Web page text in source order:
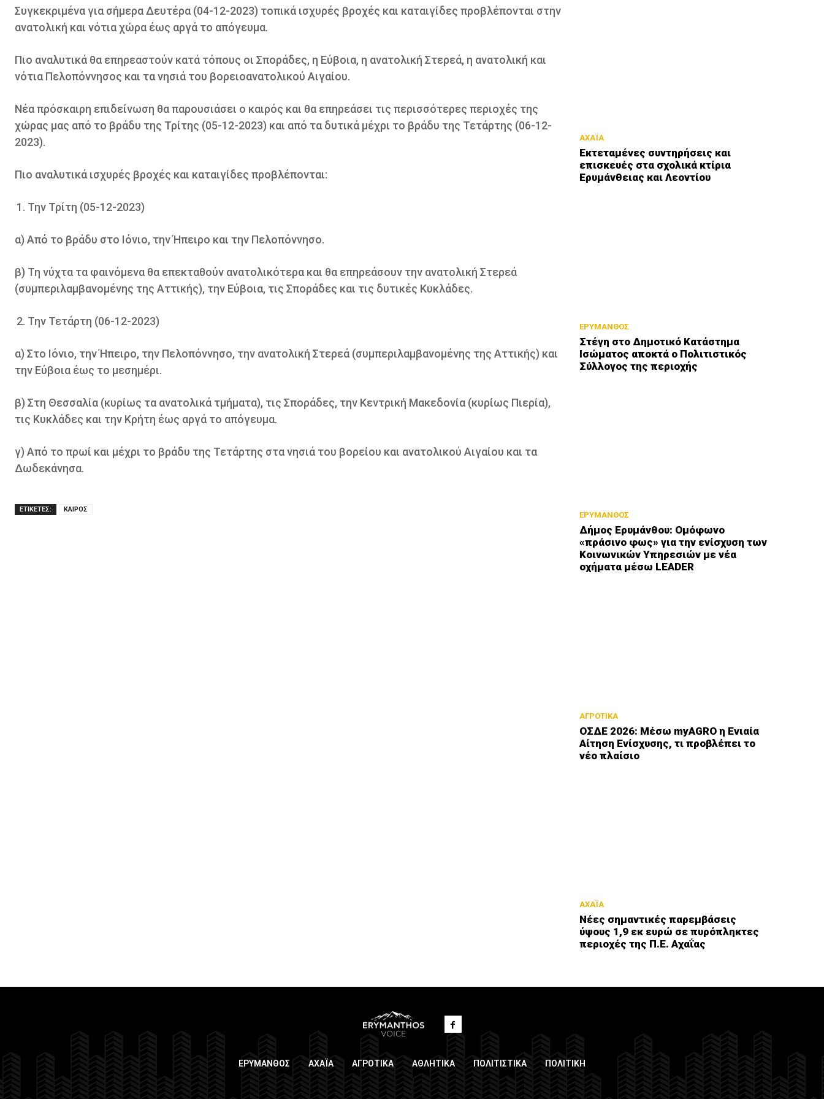
Συγκεκριμένα για σήμερα Δευτέρα (04-12-2023) τοπικά ισχυρές βροχές και καταιγίδες προβλέπονται στην
ανατολική και νότια χώρα έως αργά το απόγευμα.
Πιο αναλυτικά θα επηρεαστούν κατά τόπους οι Σποράδες, η Εύβοια, η ανατολική Στερεά, η ανατολική και
νότια Πελοπόννησος και τα νησιά του βορειοανατολικού Αιγαίου.
Νέα πρόσκαιρη επιδείνωση θα παρουσιάσει ο καιρός και θα επηρεάσει τις περισσότερες περιοχές της
χώρας μας από το βράδυ της Τρίτης (05-12-2023) και από τα δυτικά μέχρι το βράδυ της Τετάρτης (06-12-
2023).
Πιο αναλυτικά ισχυρές βροχές και καταιγίδες προβλέπονται:
Την Τρίτη (05-12-2023)
α) Από το βράδυ στο Ιόνιο, την Ήπειρο και την Πελοπόννησο.
β) Τη νύχτα τα φαινόμενα θα επεκταθούν ανατολικότερα και θα επηρεάσουν την ανατολική Στερεά
(συμπεριλαμβανομένης της Αττικής), την Εύβοια, τις Σποράδες και τις δυτικές Κυκλάδες.
Την Τετάρτη (06-12-2023)
α) Στο Ιόνιο, την Ήπειρο, την Πελοπόννησο, την ανατολική Στερεά (συμπεριλαμβανομένης της Αττικής) και
την Εύβοια έως το μεσημέρι.
β) Στη Θεσσαλία (κυρίως τα ανατολικά τμήματα), τις Σποράδες, την Κεντρική Μακεδονία (κυρίως Πιερία),
τις Κυκλάδες και την Κρήτη έως αργά το απόγευμα.
γ) Από το πρωί και μέχρι το βράδυ της Τετάρτης στα νησιά του βορείου και ανατολικού Αιγαίου και τα
Δωδεκάνησα.
ΕΤΙΚΕΤΕΣ: ΚΑΙΡΟΣ
ΑΧΑΪΑ
Εκτεταμένες συντηρήσεις και
επισκευές στα σχολικά κτίρια
Ερυμάνθειας και Λεοντίου
ΕΡΥΜΑΝΘΟΣ
Στέγη στο Δημοτικό Κατάστημα
Ισώματος αποκτά ο Πολιτιστικός
Σύλλογος της περιοχής
ΕΡΥΜΑΝΘΟΣ
Δήμος Ερυμάνθου: Ομόφωνο
«πράσινο φως» για την ενίσχυση των
Κοινωνικών Υπηρεσιών με νέα
οχήματα μέσω LEADER
ΑΓΡΟΤΙΚΑ
ΟΣΔΕ 2026: Μέσω myAGRO η Ενιαία
Αίτηση Ενίσχυσης, τι προβλέπει το
νέο πλαίσιο
ΑΧΑΪΑ
Νέες σημαντικές παρεμβάσεις
ύψους 1,9 εκ ευρώ σε πυρόπληκτες
περιοχές της Π.Ε. Αχαΐας
ΕΡΥΜΑΝΘΟΣ ΑΧΑΪΑ ΑΓΡΟΤΙΚΑ ΑΘΛΗΤΙΚΑ ΠΟΛΙΤΙΣΤΙΚΑ ΠΟΛΙΤΙΚΗ